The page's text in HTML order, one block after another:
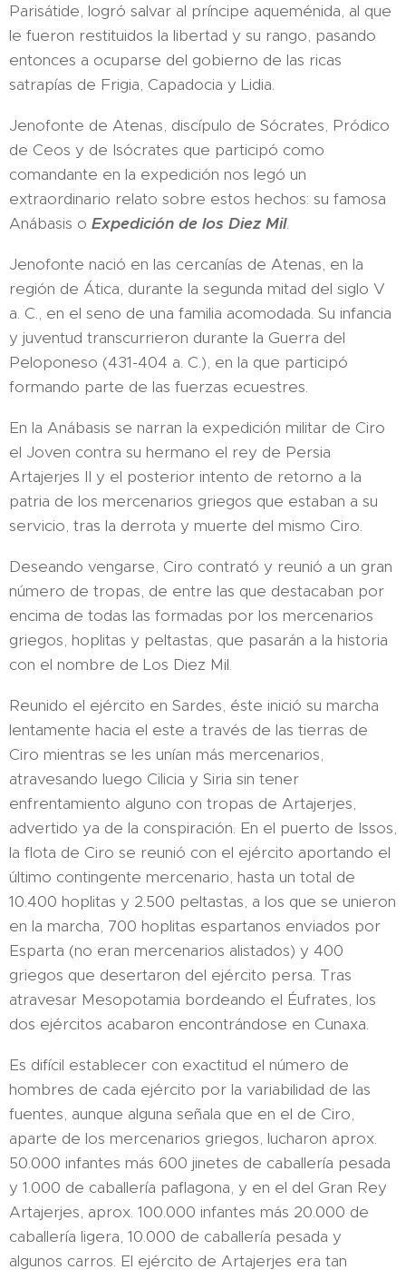
Parisátide, logró salvar al príncipe aqueménida, al que
le fueron restituidos la libertad y su rango, pasando
entonces a ocuparse del gobierno de las ricas
satrapías de Frigia, Capadocia y Lidia.
Jenofonte de Atenas, discípulo de Sócrates, Pródico
de Ceos y de Isócrates que participó como
comandante en la expedición nos legó un
extraordinario relato sobre estos hechos: su famosa
Anábasis o Expedición de los Diez Mil.
Jenofonte nació en las cercanías de Atenas, en la
región de Ática, durante la segunda mitad del siglo V
a. C., en el seno de una familia acomodada. Su infancia
y juventud transcurrieron durante la Guerra del
Peloponeso (431-404 a. C.), en la que participó
formando parte de las fuerzas ecuestres.
En la Anábasis se narran la expedición militar de Ciro
el Joven contra su hermano el rey de Persia
Artajerjes II y el posterior intento de retorno a la
patria de los mercenarios griegos que estaban a su
servicio, tras la derrota y muerte del mismo Ciro.
Deseando vengarse, Ciro contrató y reunió a un gran
número de tropas, de entre las que destacaban por
encima de todas las formadas por los mercenarios
griegos, hoplitas y peltastas, que pasarán a la historia
con el nombre de Los Diez Mil.
Reunido el ejército en Sardes, éste inició su marcha
lentamente hacia el este a través de las tierras de
Ciro mientras se les unían más mercenarios,
atravesando luego Cilicia y Siria sin tener
enfrentamiento alguno con tropas de Artajerjes,
advertido ya de la conspiración. En el puerto de Issos,
la flota de Ciro se reunió con el ejército aportando el
último contingente mercenario, hasta un total de
10.400 hoplitas y 2.500 peltastas, a los que se unieron
en la marcha, 700 hoplitas espartanos enviados por
Esparta (no eran mercenarios alistados) y 400
griegos que desertaron del ejército persa. Tras
atravesar Mesopotamia bordeando el Éufrates, los
dos ejércitos acabaron encontrándose en Cunaxa.
Es difícil establecer con exactitud el número de
hombres de cada ejército por la variabilidad de las
fuentes, aunque alguna señala que en el de Ciro,
aparte de los mercenarios griegos, lucharon aprox.
50.000 infantes más 600 jinetes de caballería pesada
y 1.000 de caballería paflagona, y en el del Gran Rey
Artajerjes, aprox. 100.000 infantes más 20.000 de
caballería ligera, 10.000 de caballería pesada y
algunos carros. El ejército de Artajerjes era tan